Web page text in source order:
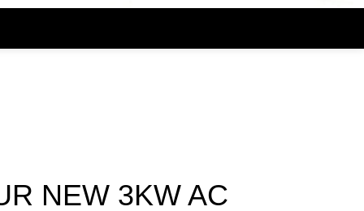
NEW 3KW AC